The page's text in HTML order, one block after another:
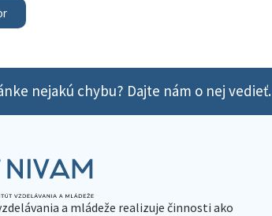
nejakú chybu? Dajte nám o nej vedieť.
a mládeže realizuje činnosti ako